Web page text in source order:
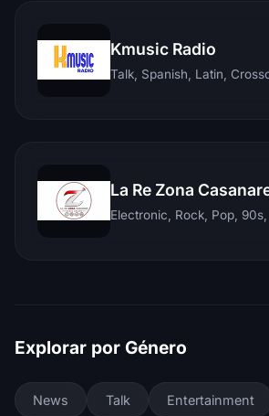
Kmusic Radio
Talk, Spanish, Latin,
La Re Zona
Explorar por Género
News Talk Entertainment